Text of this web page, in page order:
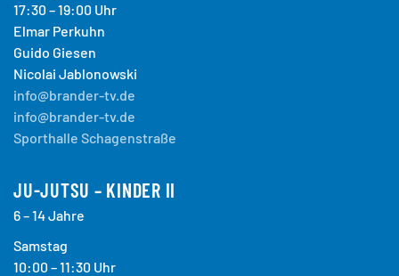
17:30 – 19:00 Uhr
Elmar Perkuhn
Guido Giesen
Nicolai Jablonowski
info@brander-tv.de
info@brander-tv.de
Sporthalle Schagenstraße
JU-JUTSU – KINDER II
6 – 14 Jahre
Samstag
10:00 – 11:30 Uhr